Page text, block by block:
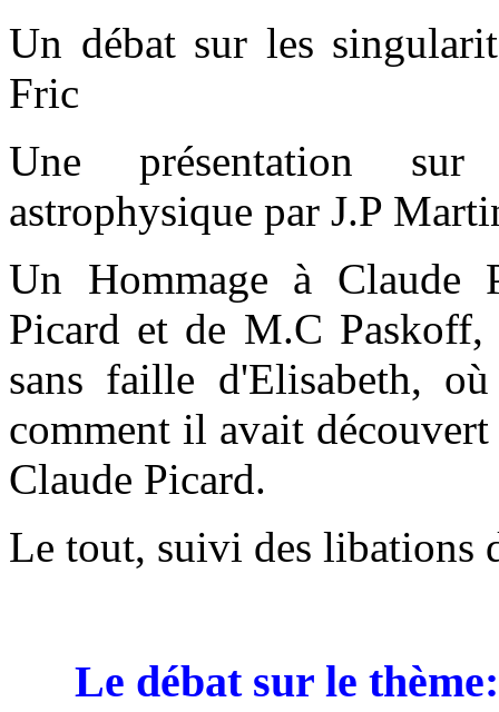
Un débat sur les
Fric
Une présentation sur
astrophysique par J.P
Un Hommage à Claude
Picard et de M.C
sans faille d'Elisabeth,
comment il avait découvert
Claude Picard.
Le tout, suivi des libations
Le débat sur le